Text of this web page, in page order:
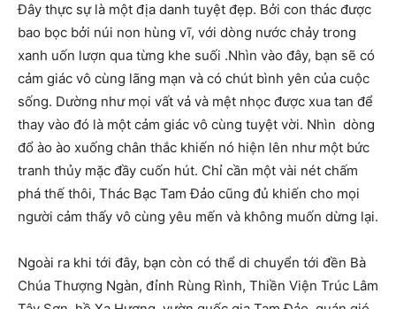
Đây thực sự là một địa danh tuyệt đẹp. Bởi con thác được
bao bọc bởi núi non hùng vĩ, với dòng nước chảy trong
xanh uốn lượn qua từng khe suối .Nhìn vào đây, bạn sẽ có
cảm giác vô cùng lãng mạn và có chút bình yên của cuộc
sống. Dường như mọi vất vả và mệt nhọc được xua tan để
thay vào đó là một cảm giác vô cùng tuyệt vời. Nhìn dòng
đổ ào ào xuống chân thắc khiến nó hiện lên như một bức
tranh thủy mặc đầy cuốn hút. Chỉ cần một vài nét chấm
phá thế thôi, Thác Bạc Tam Đảo cũng đủ khiến cho mọi
người cảm thấy vô cùng yêu mến và không muốn dừng lại.
Ngoài ra khi tới đây, bạn còn có thể di chuyển tới đền Bà
Chúa Thượng Ngàn, đỉnh Rùng Rình, Thiền Viện Trúc Lâm